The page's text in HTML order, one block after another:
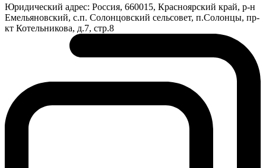
Юридический адрес: Россия, 660015, Красноярский край, р-н
Емельяновский, с.п. Солонцовский сельсовет, п.Солонцы, пр-
кт Котельникова, д.7, стр.8